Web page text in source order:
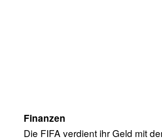
Finanzen
Die FIFA verdient ihr Geld mit